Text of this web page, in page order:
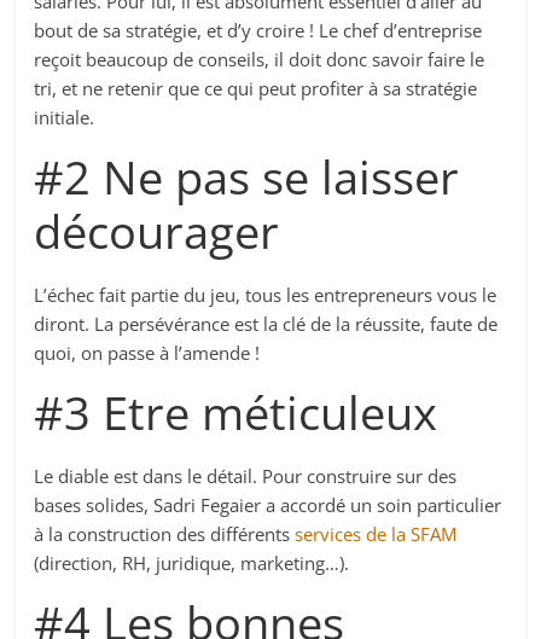
bout de sa stratégie, et d’y croire ! Le chef d’entreprise
reçoit beaucoup de conseils, il doit donc savoir faire le
tri, et ne retenir que ce qui peut profiter à sa stratégie
initiale.
#2 Ne pas se laisser
décourager
L’échec fait partie du jeu, tous les entrepreneurs vous le
diront. La persévérance est la clé de la réussite, faute de
quoi, on passe à l’amende !
#3 Etre méticuleux
Le diable est dans le détail. Pour construire sur des
bases solides, Sadri Fegaier a accordé un soin particulier
à la construction des différentsservices de la SFAM
(direction, RH, juridique, marketing…).
#4 Les bonnes